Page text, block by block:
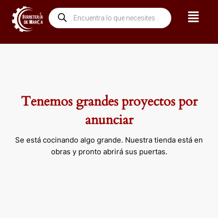
contenido
Búsqueda
de
productos
Menú
Tenemos grandes proyectos por
anunciar
Se está cocinando algo grande. Nuestra tienda está en
obras y pronto abrirá sus puertas.